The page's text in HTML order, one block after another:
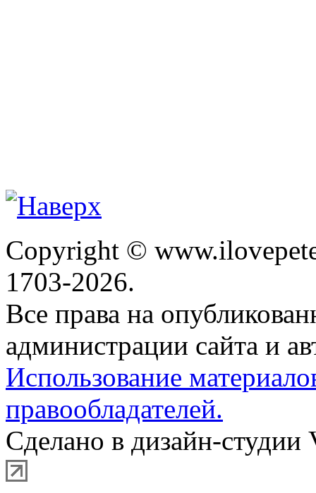
Copyright ©
1703-2026.
Все права на
администрации сайта и
Использование
правообладателей.
Сделано в дизайн-студии